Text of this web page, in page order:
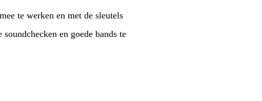
te werken en met de sleutels
en goede bands te